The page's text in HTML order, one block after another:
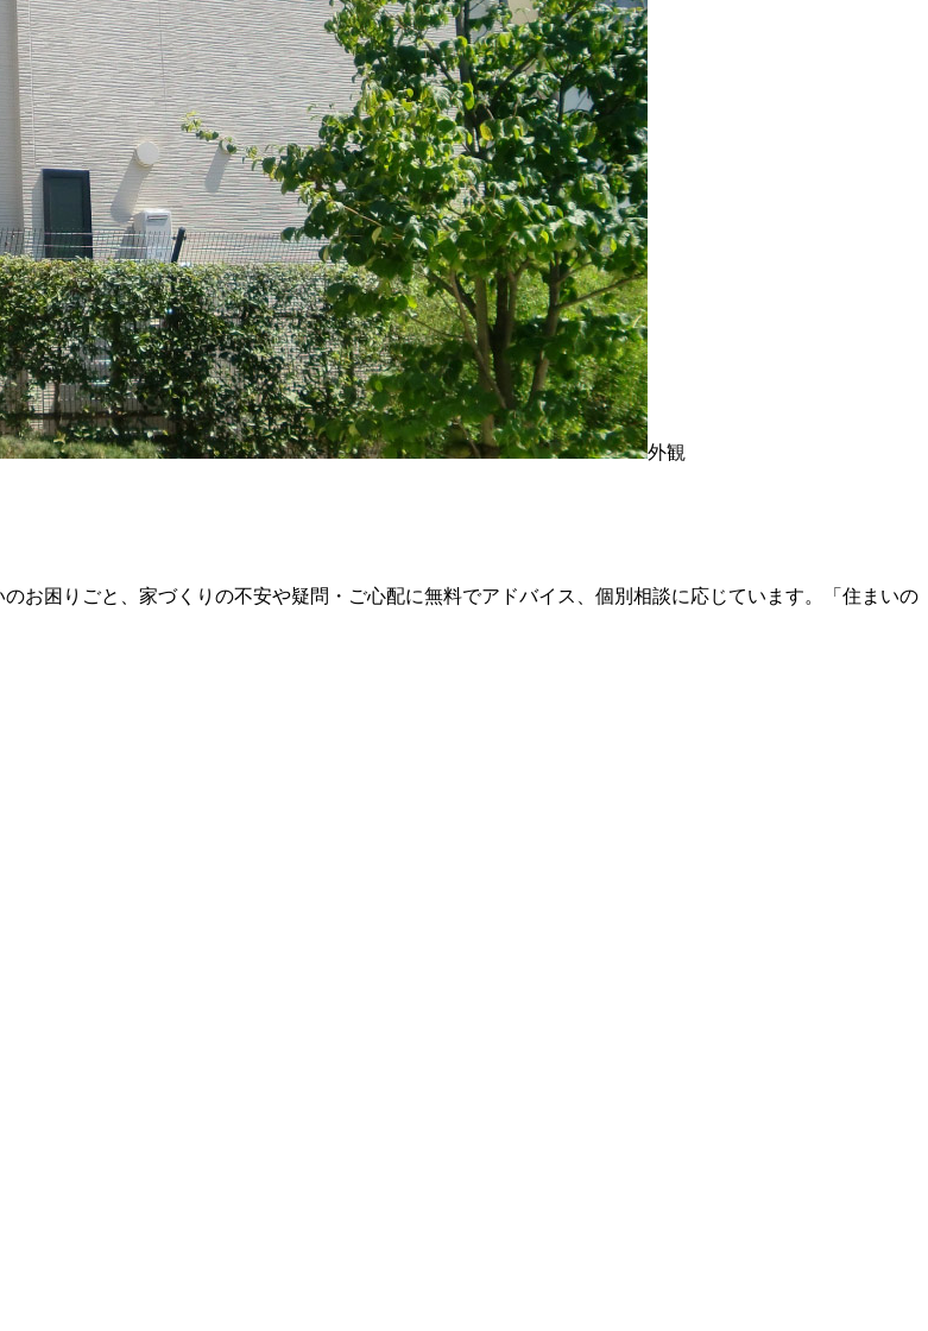
外観
お困りごと、家づくりの不安や疑問・ご心配に無料でアドバイス、個別相談に応じています。「住まいの